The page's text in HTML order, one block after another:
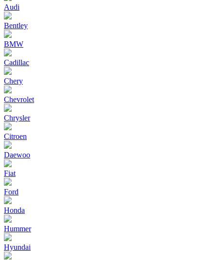
Audi
Bentley
BMW
Cadillac
Chery
Chevrolet
Chrysler
Citroen
Daewoo
Fiat
Ford
Honda
Hummer
Hyundai